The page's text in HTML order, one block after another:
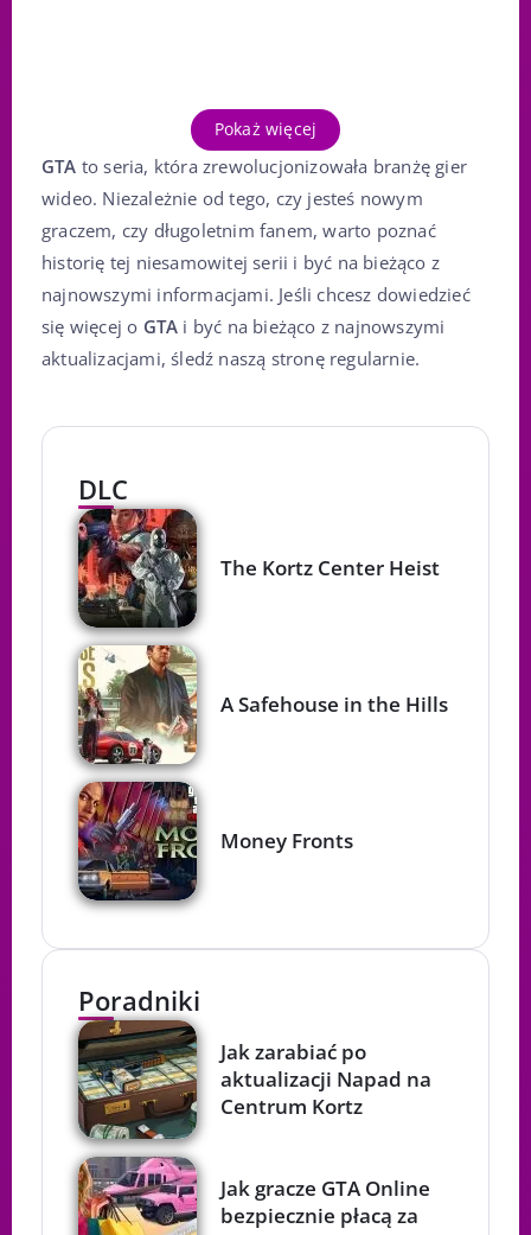
Pokaż więcej
GTA to seria, która zrewolucjonizowała branżę gier
wideo. Niezależnie od tego, czy jesteś nowym
graczem, czy długoletnim fanem, warto poznać
historię tej niesamowitej serii i być na bieżąco z
najnowszymi informacjami. Jeśli chcesz dowiedzieć
się więcej o GTA i być na bieżąco z najnowszymi
aktualizacjami, śledź naszą stronę regularnie.
DLC
The Kortz Center Heist
A Safehouse in the Hills
Money Fronts
Poradniki
Jak zarabiać po
aktualizacji Napad na
Centrum Kortz
Jak gracze GTA Online
bezpiecznie płacą za